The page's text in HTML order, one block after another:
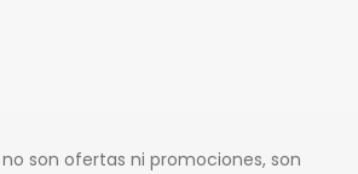
son ofertas ni promociones, son